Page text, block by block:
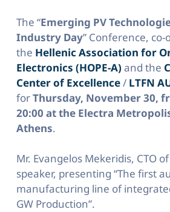
The “Emerging PV
Industry Day” Conference,
the Hellenic Association for
Electronics (HOPE-A) and the
Center of Excellence/ LTFN
forThursday, November 30,
20:00 at the Electra
Athens.
Mr. Evangelos Mekeridis, CTO
speaker, presenting “The first
manufacturing line of
GW Production”.